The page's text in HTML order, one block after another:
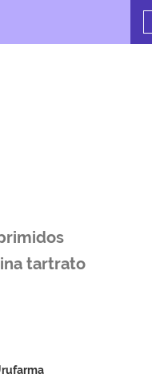
tartrato